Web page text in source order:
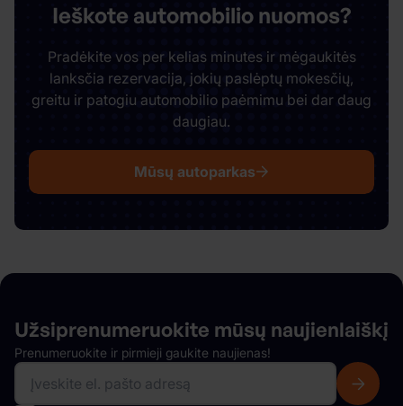
Ieškote automobilio nuomos?
Pradėkite vos per kelias minutes ir mėgaukitės
lanksčia rezervacija, jokių paslėptų mokesčių,
greitu ir patogiu automobilio paėmimu bei dar daug
daugiau.
Mūsų autoparkas
Užsiprenumeruokite mūsų naujienlaiškį
Prenumeruokite ir pirmieji gaukite naujienas!